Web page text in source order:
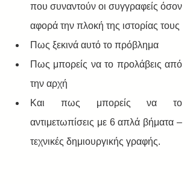
που συναντούν οι συγγραφείς όσον
Πως ξεκινά αυτό το πρόβλημα
Πως μπορείς να το προλάβεις από
την αρχή
Και πως μπορείς να το
αντιμετωπίσεις με 6 απλά βήματα –
τεχνικές δημιουργικής γραφής.